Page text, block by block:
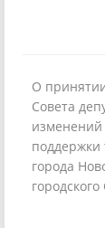
О
Совета
поддержки
города